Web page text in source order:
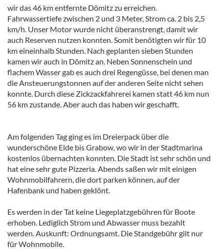
wir das 46 km entfernte Dömitz zu erreichen.
Fahrwassertiefe zwischen 2 und 3 Meter, Strom ca. 2 bis 2,5
km/h. Unser Motor wurde nicht überanstrengt, damit wir
auch Reserven nutzen konnten. Somit benötigten wir für 10
km eineinhalb Stunden. Nach geplanten sieben Stunden
kamen wir auch in Dömitz an. Neben Sonnenschein und
flachem Wasser gab es auch drei Regengüsse, bei denen man
die Ansteuerungstonnen auf der anderen Seite nicht sehen
konnte. Durch diese Zickzackfahrerei kamen statt 46 km nun
56 km zustande. Aber auch das haben wir geschafft.
Am folgenden Tag ging es im Dreierpack über die
wunderschöne Elde bis Grabow, wo wir in der Stadtmarina
kostenlos übernachten konnten. Die Stadt ist sehr schön und
hat eine sehr gute Pizzeria. Abends saßen wir mit einigen
Wohnmobilfahrern, die dort parken können, auf der
Hafenbank und haben geklönt.
Es werden in der Tat keine Liegeplatzgebühren für Boote
erhoben. Lediglich Strom und Abwasser muss bezahlt
werden. Auskunft: Ordnungsamt. Die Standgebühr gilt nur
für Wohnmobile.